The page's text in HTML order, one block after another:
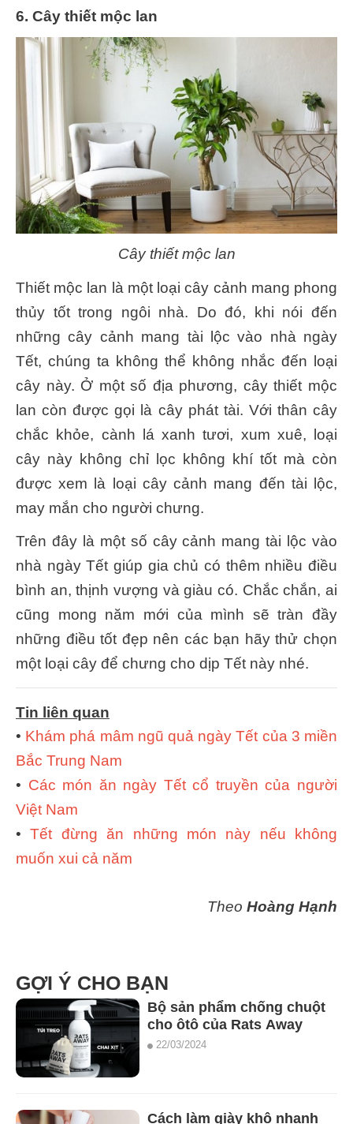
6. Cây thiết mộc lan
Cây thiết mộc lan
Thiết mộc lan là một loại cây cảnh mang phong
thủy tốt trong ngôi nhà. Do đó, khi nói đến
những cây cảnh mang tài lộc vào nhà ngày
Tết, chúng ta không thể không nhắc đến loại
cây này. Ở một số địa phương, cây thiết mộc
lan còn được gọi là cây phát tài. Với thân cây
chắc khỏe, cành lá xanh tươi, xum xuê, loại
cây này không chỉ lọc không khí tốt mà còn
được xem là loại cây cảnh mang đến tài lộc,
may mắn cho người chưng.
Trên đây là một số cây cảnh mang tài lộc vào
nhà ngày Tết giúp gia chủ có thêm nhiều điều
bình an, thịnh vượng và giàu có. Chắc chắn, ai
cũng mong năm mới của mình sẽ tràn đầy
những điều tốt đẹp nên các bạn hãy thử chọn
một loại cây để chưng cho dịp Tết này nhé.
Tin liên quan
• Khám phá mâm ngũ quả ngày Tết của 3 miền
Bắc Trung Nam
• Các món ăn ngày Tết cổ truyền của người
Việt Nam
•Tết đừng ăn những món này nếu không
muốn xui cả năm
Theo Hoàng Hạnh
GỢI Ý CHO BẠN
Bộ sản phẩm chống chuột
cho ôtô của Rats Away
22/03/2024
Cách làm giày khô nhanh